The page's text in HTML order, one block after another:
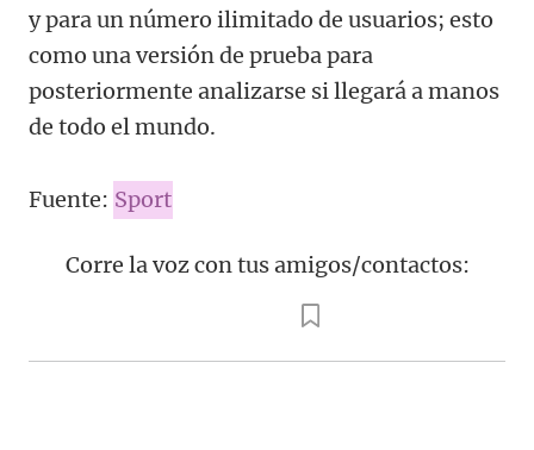
y para un número ilimitado de usuarios; esto
como una versión de prueba para
posteriormente analizarse si llegará a manos
de todo el mundo.
Fuente: Sport
Corre la voz con tus amigos/contactos: